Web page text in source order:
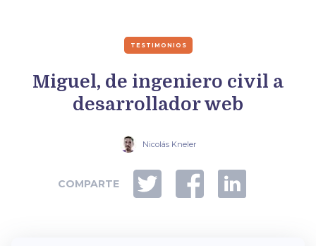
TESTIMONIOS
Miguel, de ingeniero civil a
desarrollador web
Nicolás Kneler
COMPARTE